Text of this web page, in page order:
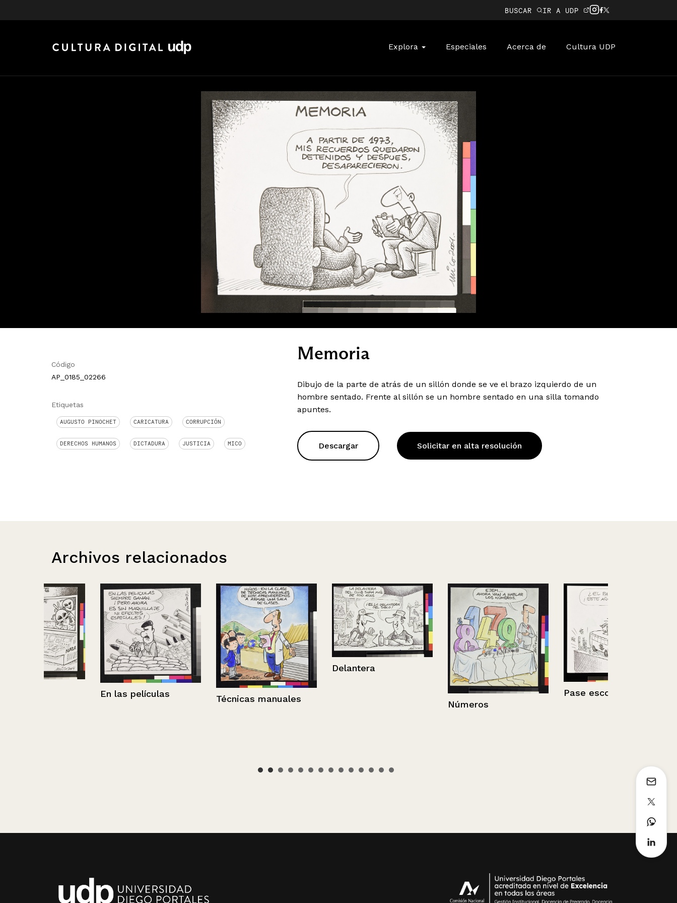
BUSCAR IR A UDP
Explora Especiales Acerca de Cultura UDP
Código
AP_0185_02266
Etiquetas
AUGUSTO PINOCHET CARICATURA CORRUPCIÓN
DERECHOS HUMANOS DICTADURA JUSTICIA MICO
Memoria
Dibujo de la parte de atrás de un sillón donde se ve el brazo izquierdo de un
hombre sentado. Frente al sillón se un hombre sentado en una silla tomando
apuntes.
Descargar Solicitar en alta resolución
Archivos relacionados
En las películas Técnicas manuales
Delantera
Pase escolar